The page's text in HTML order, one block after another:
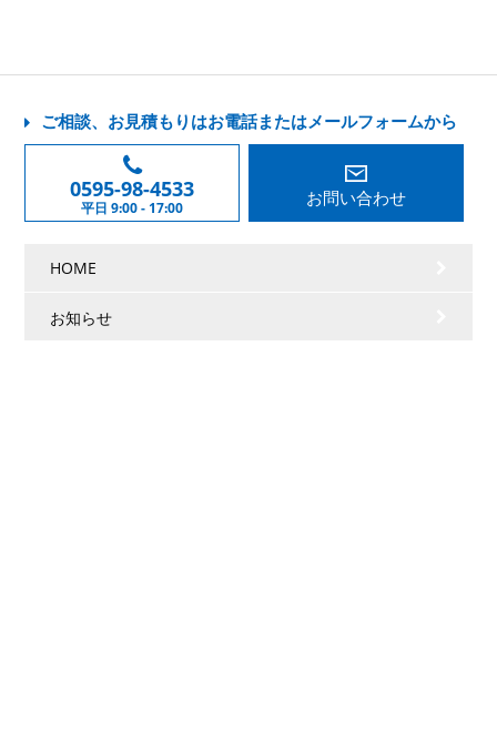
ご相談、お見積もりはお電話またはメールフォームから
0595-98-4533
平日 9:00 - 17:00 お問い合わせ
HOME
お知らせ